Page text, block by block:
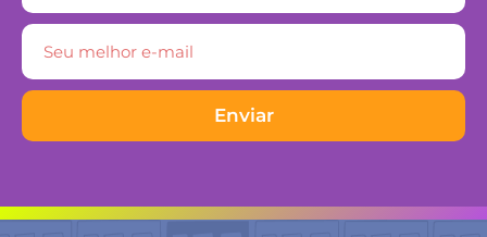
Enviar